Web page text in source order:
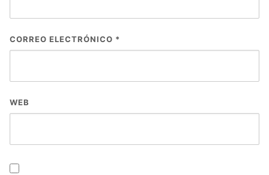
CORREO ELECTRÓNICO *
WEB